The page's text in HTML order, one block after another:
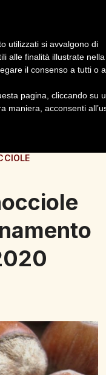
Registrazione
utilizzati si avvalgono di
alle finalità illustrate nella
il consenso a tutti o
pagina, cliccando su
maniera, acconsenti